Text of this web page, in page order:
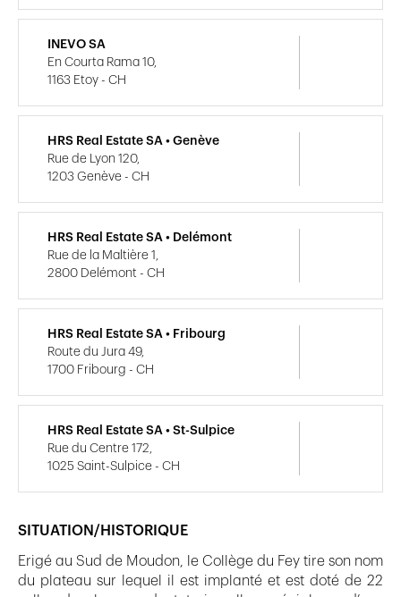
SITUATION/HISTORIQUE
Erigé au Sud de Moudon, le Collège du Fey tire son nom
du plateau sur lequel il est implanté et est doté de 22
INEVO SA
En Courta Rama 10,
1163 Etoy - CH
HRS Real Estate SA • Genève
Rue de Lyon 120,
1203 Genève - CH
HRS Real Estate SA • Delémont
Rue de la Maltière 1,
2800 Delémont - CH
HRS Real Estate SA • Fribourg
Route du Jura 49,
1700 Fribourg - CH
HRS Real Estate SA • St-Sulpice
Rue du Centre 172,
1025 Saint-Sulpice - CH